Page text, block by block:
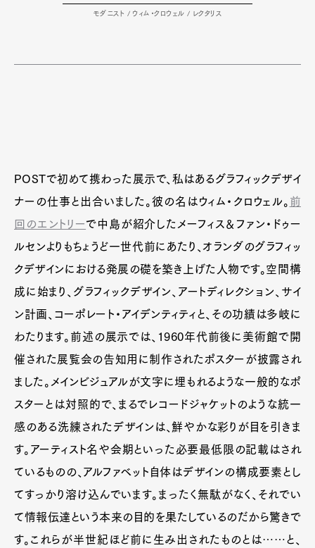
モダニスト / ウィム・クロウェル / レクタリス
POSTで初めて携わった展示で、私はあるグラフィックデザイ
ナーの仕事と出合いました。彼の名はウィム・クロウェル。 前
回のエントリーで中島が紹介したメーフィス＆ファン・ドゥー
ルセンよりもちょうど一世代前にあたり、オランダのグラフィッ
クデザインにおける発展の礎を築き上げた人物です。空間構
成に始まり、グラフィックデザイン、アートディレクション、サイ
ン計画、コーポレート・アイデンティティと、その功績は多岐に
わたります。前述の展示では、1960年代前後に美術館で開
催された展覧会の告知用に制作されたポスターが披露され
ました。メインビジュアルが文字に埋もれるような一般的なポ
スターとは対照的で、まるでレコードジャケットのような統一
感のある洗練されたデザインは、鮮やかな彩りが目を引きま
す。アーティスト名や会期といった必要最低限の記載はされ
ているものの、アルファベット自体はデザインの構成要素とし
てすっかり溶け込んでいます。まったく無駄がなく、それでい
て情報伝達という本来の目的を果たしているのだから驚きで
す。これらが半世紀ほど前に生み出されたものとは……と、